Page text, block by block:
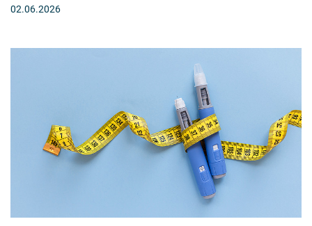
02.06.2026